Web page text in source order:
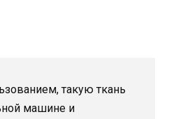
такую ткань
машине и